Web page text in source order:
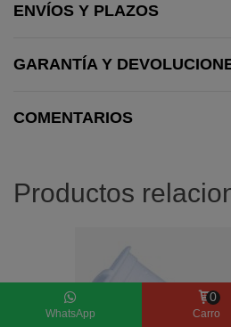
ENVÍOS Y PLAZOS
GARANTÍA Y
COMENTARIOS
Productos
WhatsApp Carro
0